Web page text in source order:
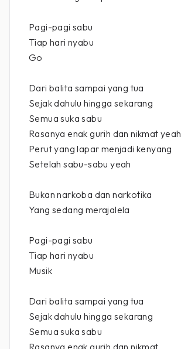
Pagi-pagi sabu
Tiap hari nyabu
Go
Dari balita sampai yang tua
Sejak dahulu hingga sekarang
Semua suka sabu
Rasanya enak gurih dan nikmat yeah
Perut yang lapar menjadi kenyang
Setelah sabu-sabu yeah
Bukan narkoba dan narkotika
Yang sedang merajalela
Pagi-pagi sabu
Tiap hari nyabu
Musik
Dari balita sampai yang tua
Sejak dahulu hingga sekarang
Semua suka sabu
Rasanya enak gurih dan nikmat